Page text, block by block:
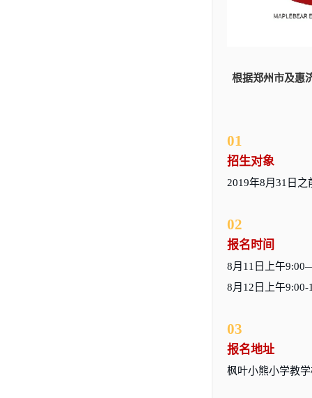
根据郑州市及惠
01
招生对象
2019年8月31日
02
报名时间
8月11日上午
8月12日上午9:00-
03
报名地址
枫叶小熊小学教